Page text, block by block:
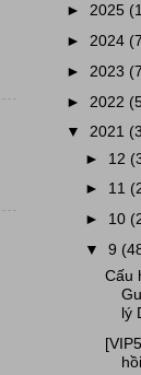
► 2025
► 2024
► 2023
► 2022
▼ 2021
► 12
► 11
► 10
▼9
Cấu
lý